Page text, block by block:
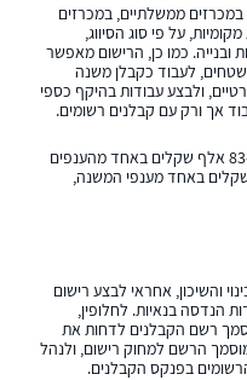
ממשלתיים, במכרזים
על פי סוג הסיווג,
ובנייה. כמו כן, הרישום מאפשר
לעבוד כקבלן משנה
ולבצע עבודות בהיקף כספי
אך ורק עם קבלנים רשומים.
למעשה, עבודות בנייה בסכום העולה על כ-83 אלף שקלים באחד מהענפים
בסכום העולה על כ-43 אלף שקלים באחד מענפי המשנה,
והשיכון, אחראי לבצע רישום
הנדסה בנאיות. לחלופין,
רשם הקבלנים לדחות את
הרשם למחוק רישום, ולנהל
בפנקס הקבלנים.